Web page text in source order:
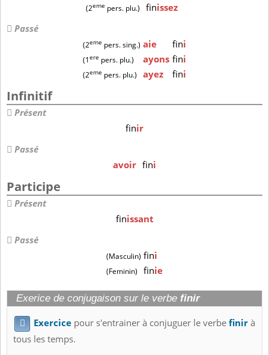
(2eme pers. plu.) finissez
Passé
(2eme pers. sing.) aie fini
(1ere pers. plu.) ayons fini
(2eme pers. plu.) ayez fini
Infinitif
Présent
finir
Passé
avoir fini
Participe
Présent
finissant
Passé
(Masculin) fini
(Feminin) finie
Exerice de conjugaison sur le verbe finir
 Exercice pour s'entrainer à conjuguer le verbefinirà
tous les temps.